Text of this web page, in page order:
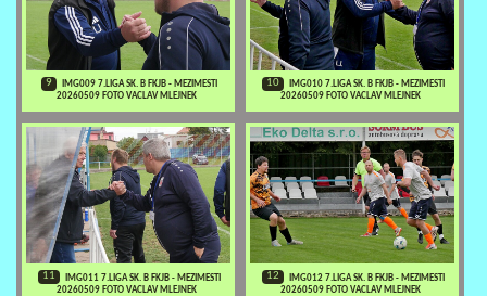
9
IMG009 7.LIGA SK. B FKJB - MEZIMESTI
20260509 FOTO VACLAV MLEJNEK
10
IMG010 7.LIGA SK. B FKJB - MEZIMESTI
20260509 FOTO VACLAV MLEJNEK
11
IMG011 7.LIGA SK. B FKJB - MEZIMESTI
20260509 FOTO VACLAV MLEJNEK
12
IMG012 7.LIGA SK. B FKJB - MEZIMESTI
20260509 FOTO VACLAV MLEJNEK